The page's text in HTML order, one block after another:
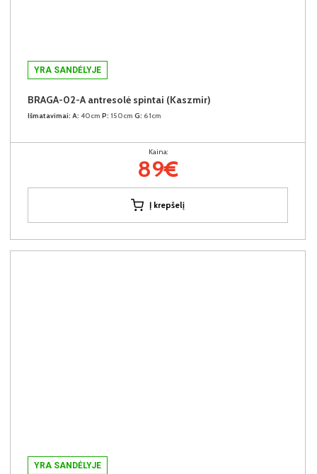
YRA SANDĖLYJE
BRAGA-02-A antresolė spintai (Kaszmir)
Išmatavimai: A: 40cm P: 150cm G: 61cm
Kaina:
89€
Į krepšelį
YRA SANDĖLYJE